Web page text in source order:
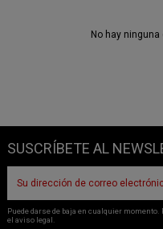
No hay ninguna
SUSCRÍBETE AL
Puede darse de baja en cualquier
el aviso legal.